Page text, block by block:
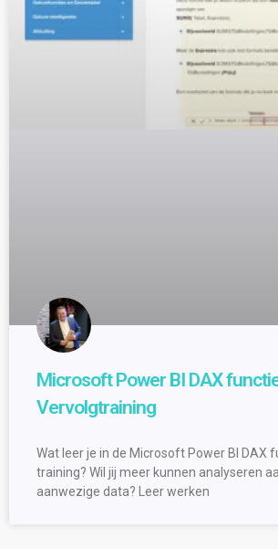
Microsoft Power BI DAX
Vervolgtraining
Wat leer je in de Microsoft Power BI DAX
training? Wil jij meer kunnen analyseren
aanwezige data? Leer werken